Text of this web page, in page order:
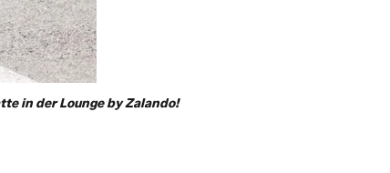
in der Lounge by Zalando!